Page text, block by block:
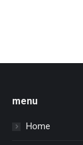
menu
Home